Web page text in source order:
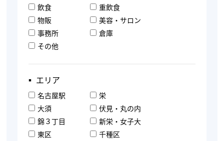
飲食
重飲食
物販
美容・サロン
事務所
倉庫
その他
▪︎ エリア
名古屋駅
栄
大須
伏見・丸の内
錦３丁目
新栄・女子大
東区
千種区